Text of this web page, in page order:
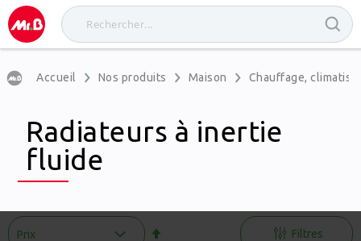
Accueil Nos produits Maison Chauffage,
Radiateurs à inertie
fluide
Filtres